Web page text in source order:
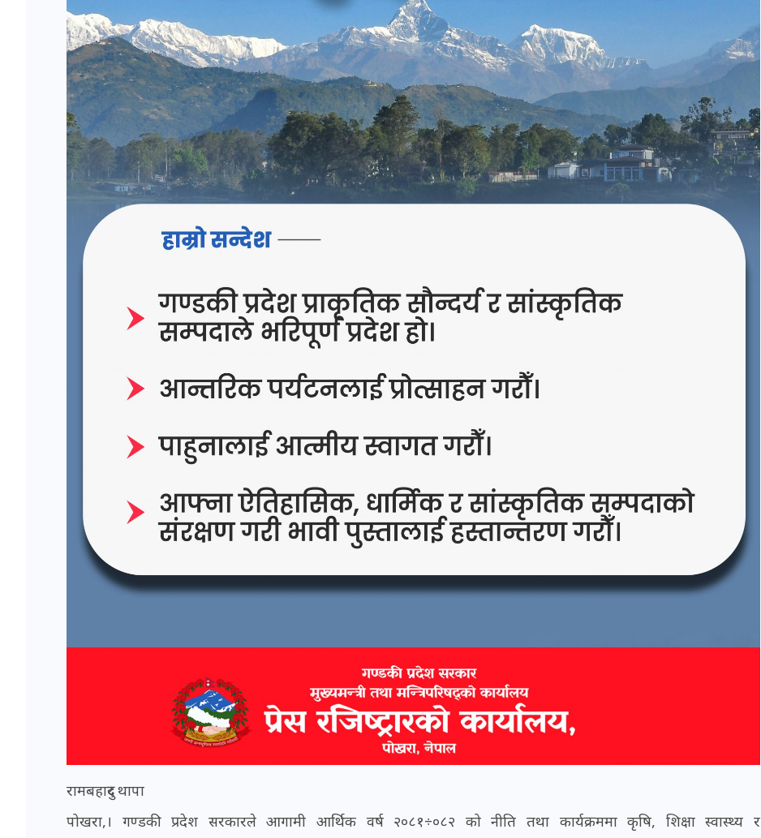
रामबहादुर थापा
पोखरा,। गण्डकी प्रदेश सरकारले आगामी आर्थिक वर्ष २०८१÷०८२ को नीति तथा कार्यक्रममा कृषि, शिक्षा स्वास्थ्य र